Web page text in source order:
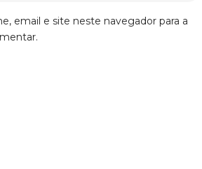
email e site neste navegador para a